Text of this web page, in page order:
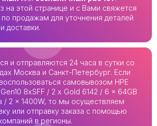
на этой странице и с Вами свяжется
продажам для уточнения деталей
доставки.
и отправляются 24 часа в сутки со
Москва и Санкт-Петербург. Если
самовывозом HPE
8xSFF / 2 x Gold 6142 / 6 x 64GB
/ 2 x 1400W, то мы осуществляем
или отправку заказа с помощью
в регионы.